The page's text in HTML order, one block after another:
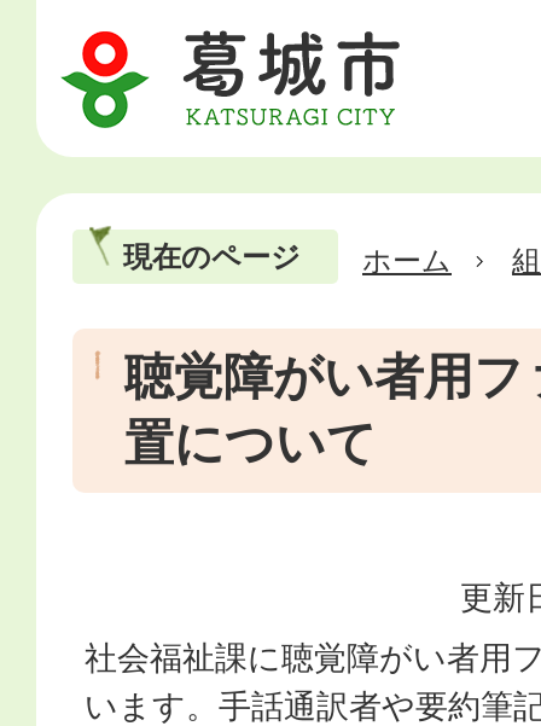
現在のページ ホーム
聴覚障がい者用
置について
更新
社会福祉課に聴覚障がい者用
います。手話通訳者や要約筆